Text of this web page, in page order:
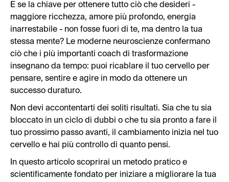
E se la chiave per ottenere tutto ciò che desideri -
maggiore ricchezza, amore più profondo, energia
inarrestabile - non fosse fuori di te, ma dentro la tua
stessa mente? Le moderne neuroscienze confermano
ciò che i più importanti coach di trasformazione
insegnano da tempo: puoi ricablare il tuo cervello per
pensare, sentire e agire in modo da ottenere un
successo duraturo.
Non devi accontentarti dei soliti risultati. Sia che tu sia
bloccato in un ciclo di dubbi o che tu sia pronto a fare il
tuo prossimo passo avanti, il cambiamento inizia nel tuo
cervello e hai più controllo di quanto pensi.
In questo articolo scoprirai un metodo pratico e
scientificamente fondato per iniziare a migliorare la tua